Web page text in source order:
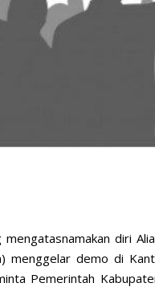
diri
menggelar demo di
Pemerintah